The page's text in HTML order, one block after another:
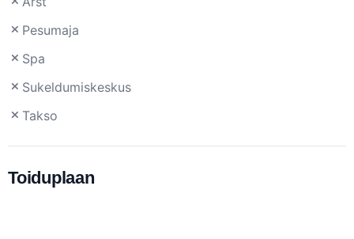
Pesumaja
Spa
Sukeldumiskeskus
Takso
Toiduplaan